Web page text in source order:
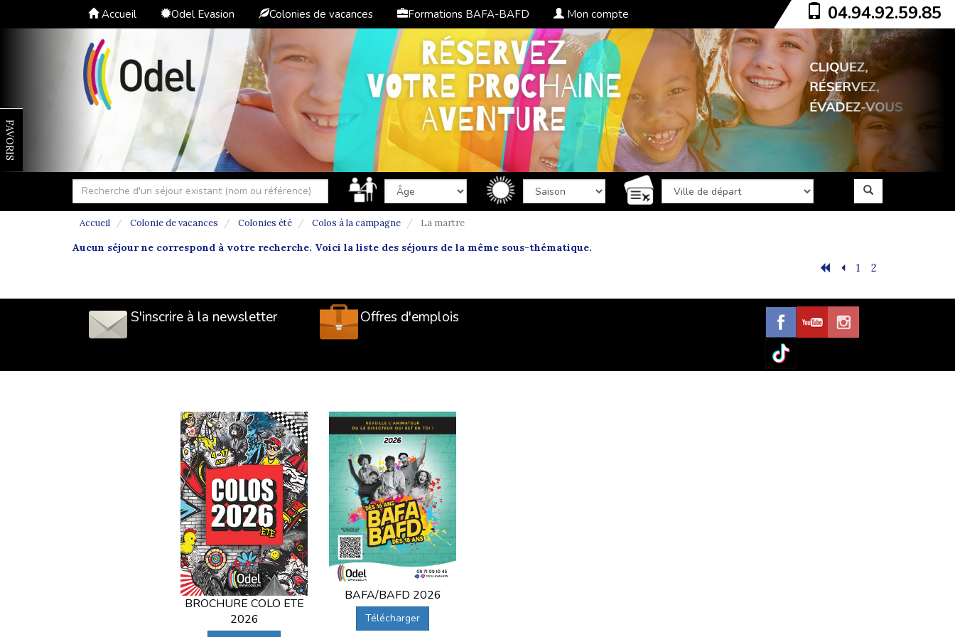
Accueil Odel Evasion Colonies de vacances Formations BAFA-BAFD Mon compte 04.94.92.59.85
FAVORIS
Accueil Colonie de vacances Colonies été Colos à la campagne La martre
Aucun séjour ne correspond à votre recherche. Voici la liste des séjours de la même sous-thématique.
1 2
S'inscrire à la newsletter Offres d'emplois
BROCHURE COLO ETE
2026
BAFA/BAFD 2026
Télécharger